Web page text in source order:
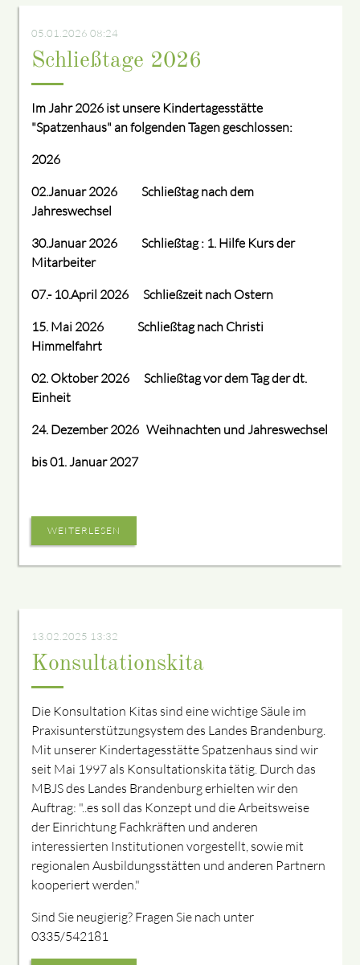
05.01.2026 08:24
Schließtage 2026
Im Jahr 2026 ist unsere Kindertagesstätte
"Spatzenhaus" an folgenden Tagen geschlossen:
2026
02.Januar 2026 Schließtag nach dem
Jahreswechsel
30.Januar 2026 Schließtag : 1. Hilfe Kurs der
Mitarbeiter
07.- 10.April 2026 Schließzeit nach Ostern
15. Mai 2026 Schließtag nach Christi
Himmelfahrt
02. Oktober 2026 Schließtag vor dem Tag der dt.
Einheit
24. Dezember 2026 Weihnachten und Jahreswechsel
bis 01. Januar 2027
WEITERLESEN
13.02.2025 13:32
Konsultationskita
Die Konsultation Kitas sind eine wichtige Säule im
Praxisunterstützungsystem des Landes Brandenburg.
Mit unserer Kindertagesstätte Spatzenhaus sind wir
seit Mai 1997 als Konsultationskita tätig. Durch das
MBJS des Landes Brandenburg erhielten wir den
Auftrag: "..es soll das Konzept und die Arbeitsweise
der Einrichtung Fachkräften und anderen
interessierten Institutionen vorgestellt, sowie mit
regionalen Ausbildungsstätten und anderen Partnern
kooperiert werden."
Sind Sie neugierig? Fragen Sie nach unter
0335/542181